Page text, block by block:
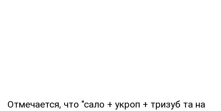
Отмечается, что "сало + укроп + тризуб та на